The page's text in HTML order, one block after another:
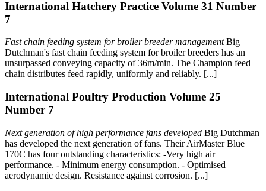
International Hatchery Practice Volume 31 Number
7
Fast chain feeding system for broiler breeder managementBig
Dutchman's fast chain feeding system for broiler breeders has an
unsurpassed conveying capacity of 36m/min. The Champion feed
chain distributes feed rapidly, uniformly and reliably. [...]
International Poultry Production Volume 25
Number 7
Next generation of high performance fans developed Big Dutchman
has developed the next generation of fans. Their AirMaster Blue
170C has four outstanding characteristics: -Very high air
performance. - Minimum energy consumption. - Optimised
aerodynamic design. Resistance against corrosion. [...]